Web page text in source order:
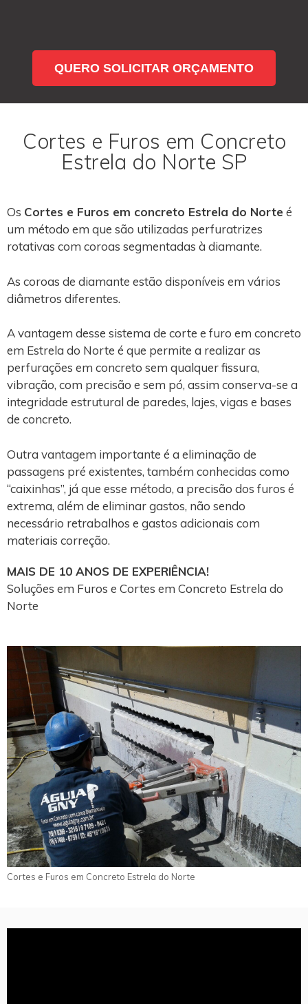
QUERO SOLICITAR ORÇAMENTO
Cortes e Furos em Concreto
Estrela do Norte SP
Os Cortes e Furos em concreto Estrela do Norte é
um método em que são utilizadas perfuratrizes
rotativas com coroas segmentadas à diamante.
As coroas de diamante estão disponíveis em vários
diâmetros diferentes.
A vantagem desse sistema de corte e furo em concreto
em Estrela do Norte é que permite a realizar as
perfurações em concreto sem qualquer fissura,
vibração, com precisão e sem pó, assim conserva-se a
integridade estrutural de paredes, lajes, vigas e bases
de concreto.
Outra vantagem importante é a eliminação de
passagens pré existentes, também conhecidas como
“caixinhas”, já que esse método, a precisão dos furos é
extrema, além de eliminar gastos, não sendo
necessário retrabalhos e gastos adicionais com
materiais correção.
MAIS DE 10 ANOS DE EXPERIÊNCIA!
Soluções em Furos e Cortes em Concreto Estrela do
Norte
Cortes e Furos em Concreto Estrela do Norte